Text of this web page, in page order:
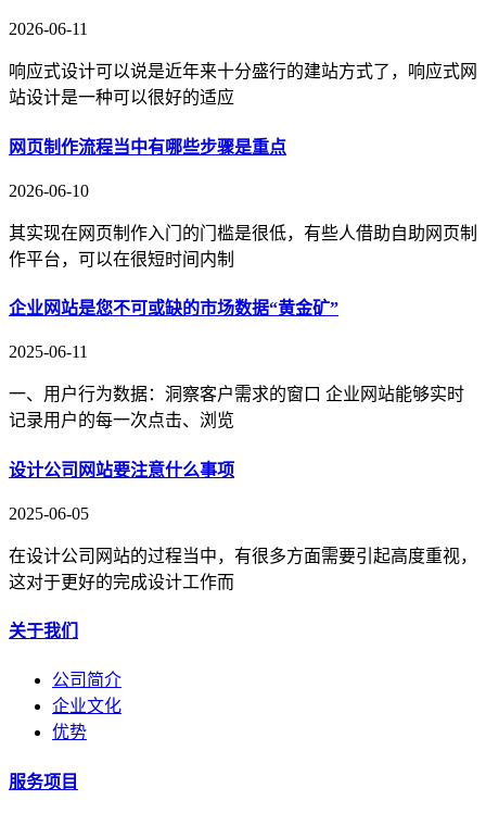
2026-06-11
响应式设计可以说是近年来十分盛行的建站方式了，响应式网
站设计是一种可以很好的适应
网页制作流程当中有哪些步骤是重点
2026-06-10
其实现在网页制作入门的门槛是很低，有些人借助自助网页制
作平台，可以在很短时间内制
企业网站是您不可或缺的市场数据“黄金矿”
2025-06-11
一、用户行为数据：洞察客户需求的窗口 企业网站能够实时
记录用户的每一次点击、浏览
设计公司网站要注意什么事项
2025-06-05
在设计公司网站的过程当中，有很多方面需要引起高度重视，
这对于更好的完成设计工作而
关于我们
公司简介
企业文化
优势
服务项目